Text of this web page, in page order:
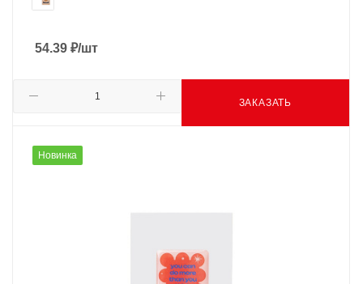
54.39 ₽/шт
ЗАКАЗАТЬ
Новинка